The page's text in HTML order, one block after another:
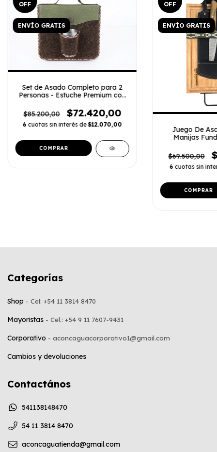
OFF
ENVÍO GRATIS
Set de Asado Completo para 2
Personas - Estuche Premium con
$85.200,00
$72.420,00
6 cuotas sin interés de$12.070,00
COMPRAR
OFF
ENVÍO GRATIS
Juego De
Manijas
$69.500,00
6 cuotas sin
Categorías
Shop
Mayoristas
Corporativo
Cambios y devoluciones
Contactános
541138148470
54 11 3814 8470
aconcaguatienda@gmail.com